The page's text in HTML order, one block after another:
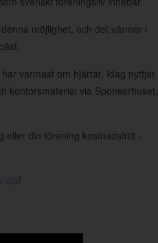
möjlighet, och det värmer i
varmast om hjärtat. Idag nyttjar
kontorsmaterial via Sponsorhuset.
eller din förening kostnadsfritt -
!